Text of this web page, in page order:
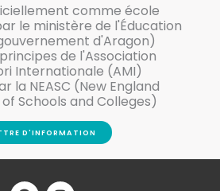
comme école
le ministère de l'Éducation
d'Aragon)
de l'Association
Internationale (AMI)
la NEASC (New England
Schools and Colleges)
D'INFORMATION